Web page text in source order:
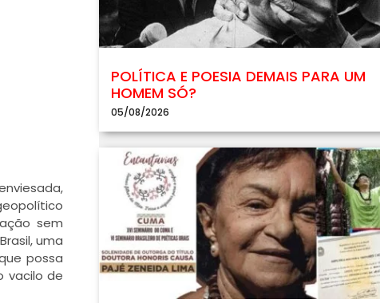
sem
uma
possa
vacilo de
POLÍTICA E POESIA DEMAIS PARA UM
HOMEM SÓ?
05/08/2026